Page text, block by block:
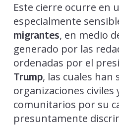
Este cierre ocurre en
especialmente
migrantes, en medio
generado por las
ordenadas por el
Trump, las cuales han
organizaciones civiles
comunitarios por su
presuntamente